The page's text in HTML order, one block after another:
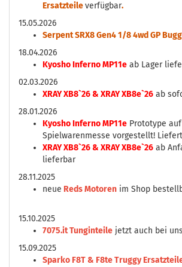
Ersatzteileverfügbar.
15.05.2026
Serpent SRX8 Gen4 1/8 4wd GP
18.04.2026
Kyosho Inferno MP11e ab Lager
02.03.2026
XRAY XB8`26 & XRAY XB8e`26 ab
28.01.2026
Kyosho Inferno MP11e Prototype
Spielwarenmesse vorgestellt!
XRAY XB8`26 & XRAY XB8e`26 ab
lieferbar
28.11.2025
neue Reds Motoren im Shop
15.10.2025
7075.it Tunginteile jetzt auch bei
15.09.2025
Sparko F8T & F8te Truggy